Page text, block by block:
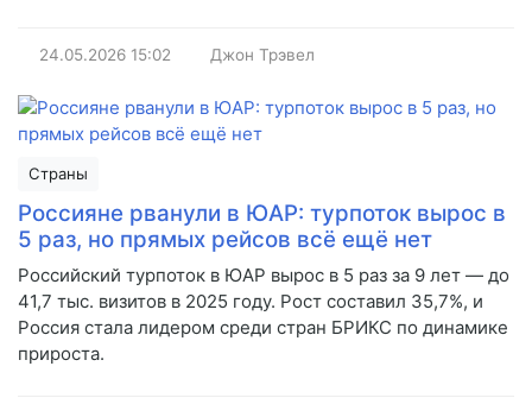
24.05.2026 15:02 Джон Трэвел
Страны
Россияне рванули в ЮАР: турпоток вырос в
5 раз, но прямых рейсов всё ещё нет
Российский турпоток в ЮАР вырос в 5 раз за 9 лет — до
41,7 тыс. визитов в 2025 году. Рост составил 35,7%, и
Россия стала лидером среди стран БРИКС по динамике
прироста.